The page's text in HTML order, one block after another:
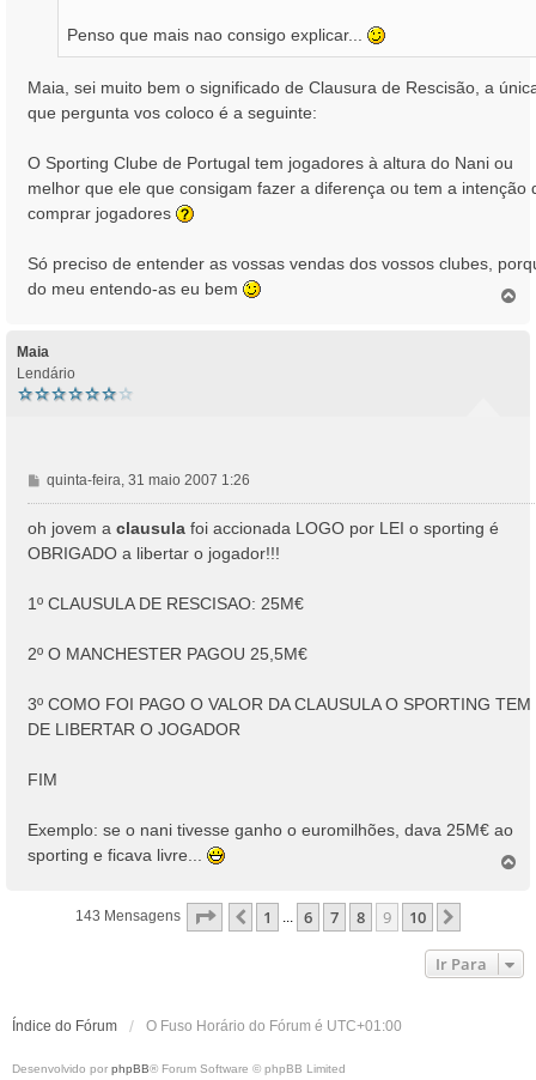
Penso que mais nao consigo explicar...
Maia, sei muito bem o significado de Clausura de Rescisão, a
que pergunta vos coloco é a seguinte:
O Sporting Clube de Portugal tem jogadores à altura do Nani ou
melhor que ele que consigam fazer a diferença ou tem a intenção
comprar jogadores
Só preciso de entender as vossas vendas dos vossos clubes,
do meu entendo-as eu bem
Maia
Lendário
M
e
n
s
e
quinta-feira, 31 maio 2007 1:26
oh jovem a clausula foi accionada LOGO por LEI o sporting é
OBRIGADO a libertar o jogador!!!
1º CLAUSULA DE RESCISAO: 25M€
2º O MANCHESTER PAGOU 25,5M€
3º COMO FOI PAGO O VALOR DA CLAUSULA O SPORTING TEM
DE LIBERTAR O JOGADOR
FIM
Exemplo: se o nani tivesse ganho o euromilhões, dava 25M€ ao
sporting e ficava livre...
143 Mensagens Página De10
Anterior
1 ... 6 7 8 9 10
Ir Para
Índice do Fórum O Fuso Horário do Fórum é UTC+01:00
Desenvolvido por phpBB® Forum Software © phpBB Limited